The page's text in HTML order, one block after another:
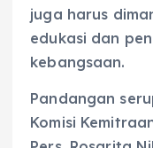
juga harus
edukasi dan
kebangsaan.
Pandangan
Komisi